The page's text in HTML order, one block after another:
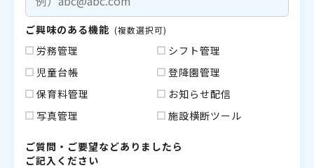
ご興味のある機能 (複数選択可)
労務管理
シフト管理
児童台帳
登降園管理
保育料管理
お知らせ配信
写真管理
施設横断ツール
ご質問・ご要望などありましたら
ご記入ください